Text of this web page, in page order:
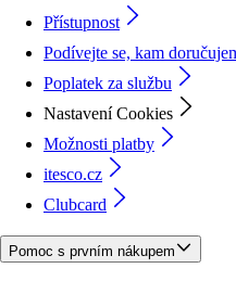
Přístupnost
Podívejte se, kam
Poplatek za službu
Nastavení Cookies
Možnosti platby
itesco.cz
Clubcard
Pomoc s prvním nákupem